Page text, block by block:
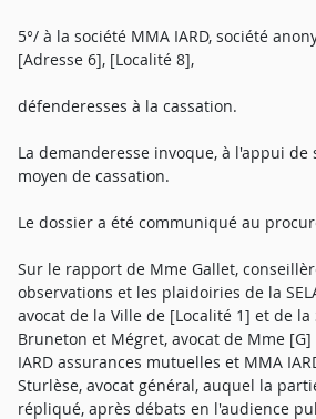
5°/ à la société MMA IARD, société
[Adresse 6], [Localité 8],
défenderesses à la cassation.
La demanderesse invoque, à l'appui de
moyen de cassation.
Le dossier a été communiqué au
Sur le rapport de Mme Gallet,
observations et les plaidoiries de la
avocat de la Ville de [Localité 1] et de la
Bruneton et Mégret, avocat de Mme
IARD assurances mutuelles et MMA
Sturlèse, avocat général, auquel la
répliqué, après débats en l'audience